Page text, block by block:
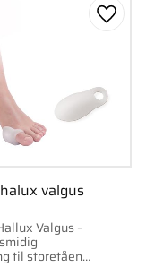
valgus
Valgus –
til storetåens
Gem